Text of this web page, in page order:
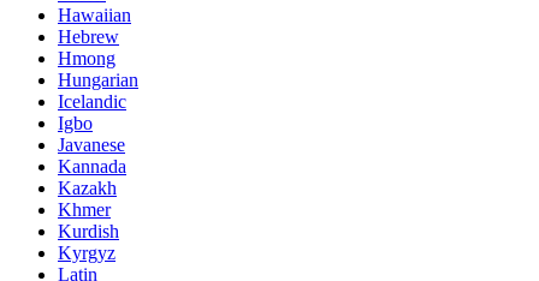
Hawaiian
Hebrew
Hmong
Hungarian
Icelandic
Igbo
Javanese
Kannada
Kazakh
Khmer
Kurdish
Kyrgyz
Latin